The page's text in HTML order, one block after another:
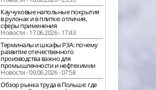
Каучуковые напольные покрытия
в рулонах и в плитке: отличия,
сферы применения
Новости - 17.06.2026 - 17:43
Терминалы и шкафы РЗА: почему
развитие отечественного
производства важно для
промышленности и нефтехимии
Новости - 09.06.2026 - 07:58
Обзор рынка труда в Польше: где